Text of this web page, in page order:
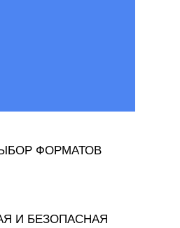
спектакли, лагеря
—
до взрослых.
авторские
чтобы стать
каждый полюбит
помочь нашим
ФОРМАТОВ
И БЕЗОПАСНАЯ